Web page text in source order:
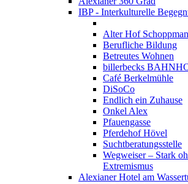
IBP - Interkulturelle
Alter Hof
Berufliche Bildung
Betreutes Wohnen
billerbecks
Café Berkelmühle
DiSoCo
Endlich ein Zuhause
Onkel Alex
Pfauengasse
Pferdehof Hövel
Suchtberatungsstelle
Wegweiser – Stark
Extremismus
Alexianer Hotel am